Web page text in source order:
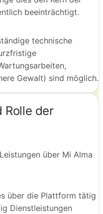
beeinträchtigt.
technische
Gewalt) sind möglich.
Rolle der
über Mi Alma
über die Plattform tätig
Dienstleistungen